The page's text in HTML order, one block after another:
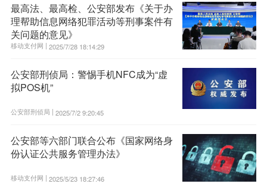
最高法、最高检、公安部发布《关于办
理帮助信息网络犯罪活动等刑事案件有
关问题的意见》
移动支付网 | 2025/7/28 18:14:29
公安部刑侦局：警惕手机NFC成为“虚
拟POS机”
公安部刑侦局 | 2025/7/2 9:20:45
公安部等六部门联合公布《国家网络身
份认证公共服务管理办法》
移动支付网 | 2025/5/23 18:27:46